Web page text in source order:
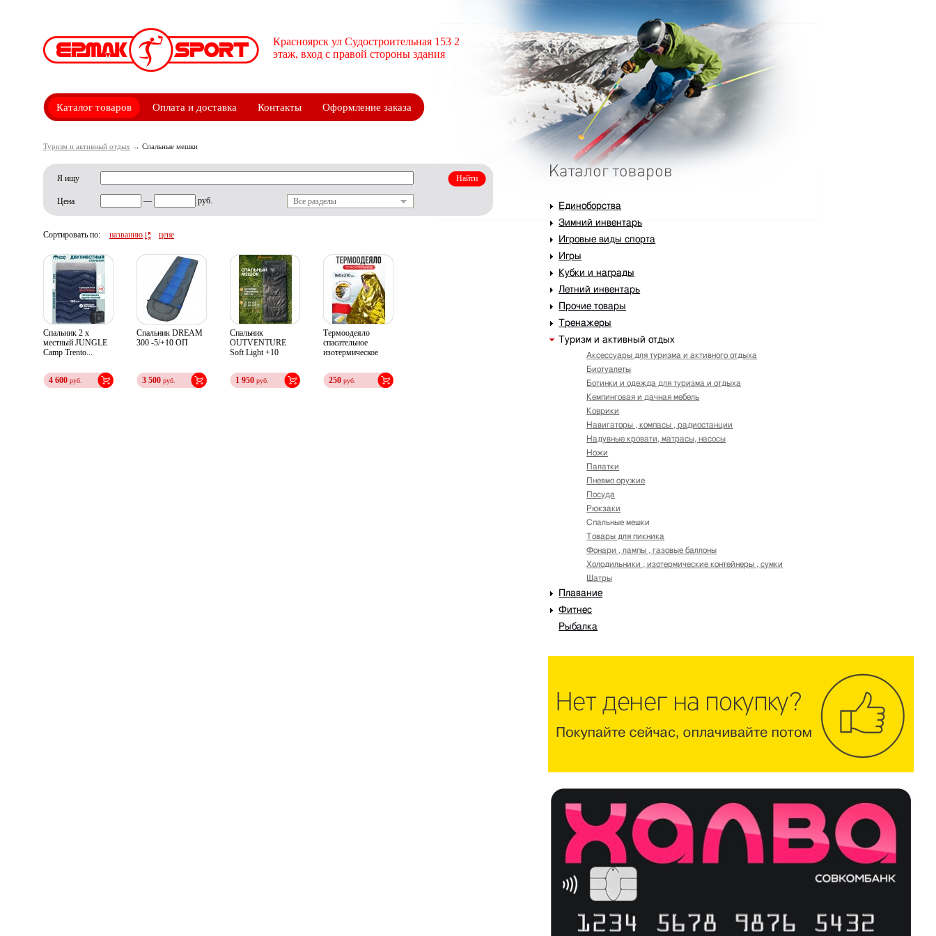
Красноярск ул Судостроительная 153 2
этаж, вход с правой стороны здания
Каталог товаров Оплата и доставка Контакты Оформление заказа
Туризм и активный отдых → Спальные мешки
Я ищу
Цена — руб. Все разделы
Сортировать по: названию цене
Спальник 2 х
местный JUNGLE
Camp Trento...
4 600 руб.
Спальник DREAM
300 -5/+10 ОП
3 500 руб.
Спальник
OUTVENTURE
Soft Light +10
1 950 руб.
Термоодеяло
спасательное
изотермическое
250 руб.
Единоборства
Зимний инвентарь
Игровые виды спорта
Игры
Кубки и награды
Летний инвентарь
Прочие товары
Тренажеры
Туризм и активный отдых
Аксессуары для туризма и активного отдыха
Биотуалеты
Ботинки и одежда для туризма и отдыха
Кемпинговая и дачная мебель
Коврики
Навигаторы , компасы , радиостанции
Надувные кровати, матрасы, насосы
Ножи
Палатки
Пневмо оружие
Посуда
Рюкзаки
Спальные мешки
Товары для пикника
Фонари , лампы , газовые баллоны
Холодильники , изотермические контейнеры , сумки
Шатры
Плавание
Фитнес
Рыбалка